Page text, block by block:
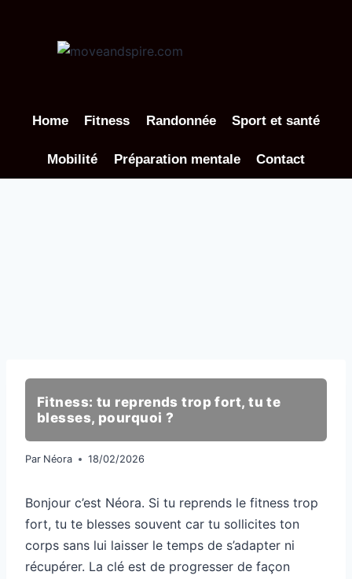
Home Fitness Randonnée Sport et santé
Mobilité Préparation mentale Contact
Fitness: tu reprends trop fort, tu te
blesses, pourquoi ?
Par Néora 18/02/2026
Bonjour c’est Néora. Si tu reprends le fitness trop
fort, tu te blesses souvent car tu sollicites ton
corps sans lui laisser le temps de s’adapter ni
récupérer. La clé est de progresser de façon